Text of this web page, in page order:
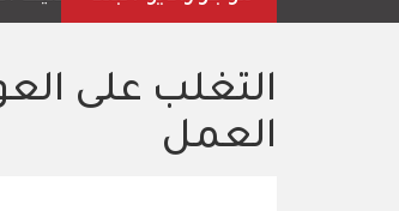
التغلب على
العمل